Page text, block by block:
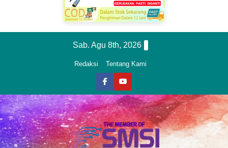
Sab. Agu 8th, 2026
Redaksi Tentang Kami